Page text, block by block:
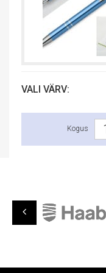
VALI VÄRV:
Kogus